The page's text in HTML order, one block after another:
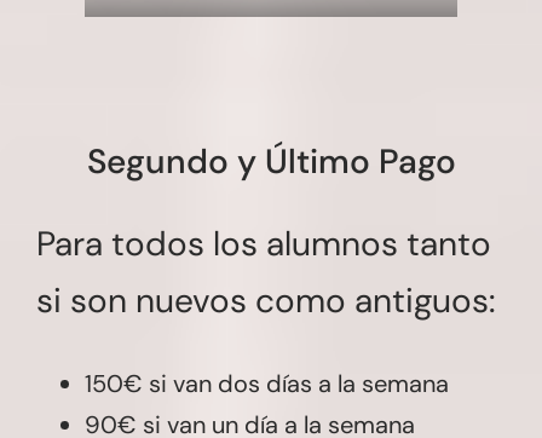
Segundo y Último Pago
Para todos los alumnos tanto
si son nuevos como antiguos:
150€ si van dos días a la semana
90€ si van un día a la semana